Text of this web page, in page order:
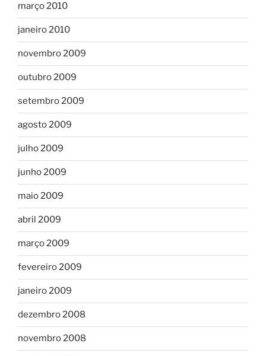
março 2010
janeiro 2010
novembro 2009
outubro 2009
setembro 2009
agosto 2009
julho 2009
junho 2009
maio 2009
abril 2009
março 2009
fevereiro 2009
janeiro 2009
dezembro 2008
novembro 2008